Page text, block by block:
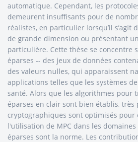
automatique. Cependant, les
demeurent insuffisants pour de
réalistes, en particulier lorsqu’il s’agit
de grande dimension ou présentant
particulière. Cette thèse se concentre
éparses -- des jeux de données
des valeurs nulles, qui apparaissent
applications telles que les systèmes
santé. Alors que les algorithmes pour
éparses en clair sont bien établis, très
cryptographiques sont optimisés pour
l'utilisation de MPC dans les
éparses sont la norme. Les